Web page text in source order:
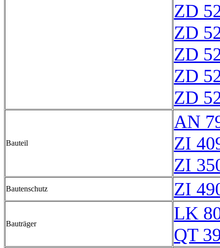
ZD
ZD
ZD
ZD
ZD
Bauteil
AN
ZI
ZI
Bautenschutz ZI
Bauträger
LK
QT